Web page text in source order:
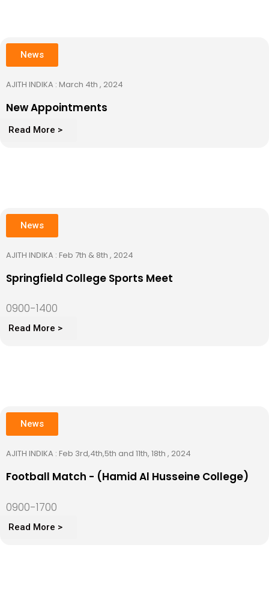
News
AJITH INDIKA : March 4th , 2024
New Appointments
Read More >
News
AJITH INDIKA : Feb 7th & 8th , 2024
Springfield College Sports Meet
0900-1400
Read More >
News
AJITH INDIKA : Feb 3rd,4th,5th and 11th, 18th , 2024
Football Match - (Hamid Al Husseine College)
0900-1700
Read More >